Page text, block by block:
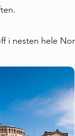
i nesten hele